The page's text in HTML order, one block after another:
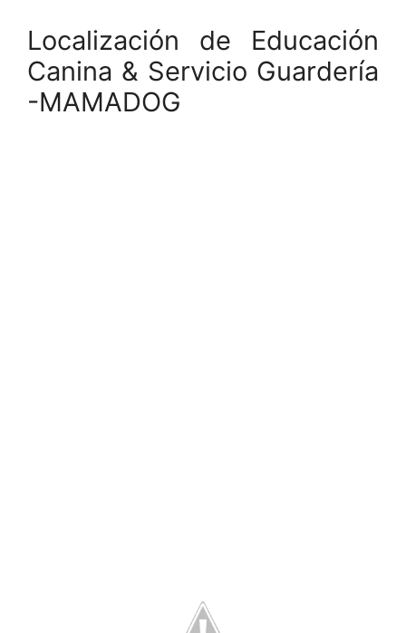
Localización de Educación
Canina & Servicio Guardería
-MAMADOG